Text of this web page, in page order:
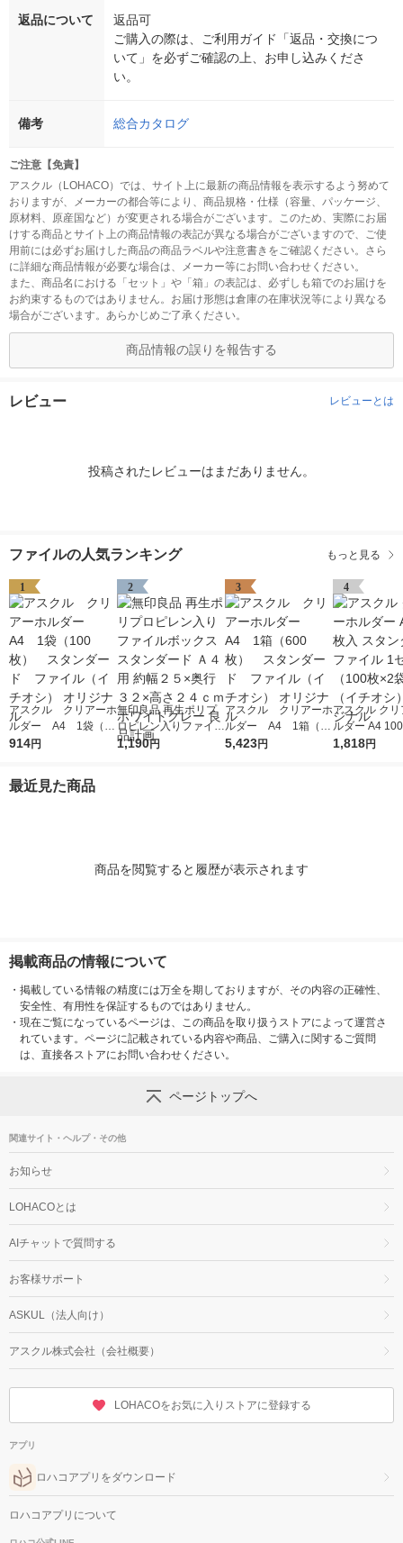
返品について
返品可
ご購入の際は、ご利用ガイド「返品・交換につ
いて」を必ずご確認の上、お申し込みくださ
い。
備考 総合カタログ
ご注意【免責】
アスクル（LOHACO）では、サイト上に最新の商品情報を表示するよう努めて
おりますが、メーカーの都合等により、商品規格・仕様（容量、パッケージ、
原材料、原産国など）が変更される場合がございます。このため、実際にお届
けする商品とサイト上の商品情報の表記が異なる場合がございますので、ご使
用前には必ずお届けした商品の商品ラベルや注意書きをご確認ください。さら
に詳細な商品情報が必要な場合は、メーカー等にお問い合わせください。
また、商品名における「セット」や「箱」の表記は、必ずしも箱でのお届けを
お約束するものではありません。お届け形態は倉庫の在庫状況等により異なる
場合がございます。あらかじめご了承ください。
商品情報の誤りを報告する
レビュー レビューとは
投稿されたレビューはまだありません。
ファイルの人気ランキング もっと見る
1
アスクル クリアーホ
ルダー A4 1袋（10
0枚） スタンダー
914円
2
無印良品 再生ポリプ
ロピレン入りファイル
ボックススタンダード
1,190円
3
アスクル クリアーホ
ルダー A4 1箱（60
0枚） スタンダー
5,423円
4
アスクル ク
ルダー A4
タンダード
1,818円
最近見た商品
商品を閲覧すると履歴が表示されます
掲載商品の情報について
・ 掲載している情報の精度には万全を期しておりますが、その内容の正確性、
安全性、有用性を保証するものではありません。
・ 現在ご覧になっているページは、この商品を取り扱うストアによって運営さ
れています。ページに記載されている内容や商品、ご購入に関するご質問
は、直接各ストアにお問い合わせください。
ページトップへ
関連サイト・ヘルプ・その他
お知らせ
LOHACOとは
AIチャットで質問する
お客様サポート
ASKUL（法人向け）
アスクル株式会社（会社概要）
LOHACOをお気に入りストアに登録する
アプリ
ロハコアプリをダウンロード
ロハコアプリについて